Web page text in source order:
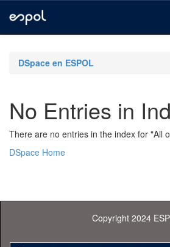
navigationDSpace en ESPOL
No Entries in
There are no entries in the index for "All
DSpace Home
Copyright 2024